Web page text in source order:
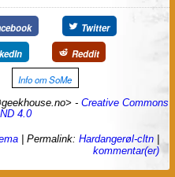
Twitter
Reddit
Info om SoMe
- Creative Commons
4.0
|Permalink:Hardangerøl-cltn
kommentar(er)